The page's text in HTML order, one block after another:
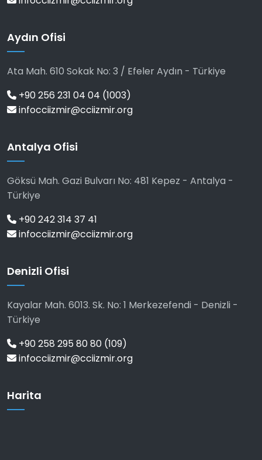
Aydın Ofisi
Ata Mah. 610 Sokak No: 3 / Efeler Aydın - Türkiye
+90 256 231 04 04 (1003)
infocciizmir@cciizmir.org
Antalya Ofisi
Göksü Mah. Gazi Bulvarı No: 481 Kepez - Antalya -
Türkiye
+90 242 314 37 41
infocciizmir@cciizmir.org
Denizli Ofisi
Kayalar Mah. 6013. Sk. No: 1 Merkezefendi - Denizli -
Türkiye
+90 258 295 80 80 (109)
infocciizmir@cciizmir.org
Harita